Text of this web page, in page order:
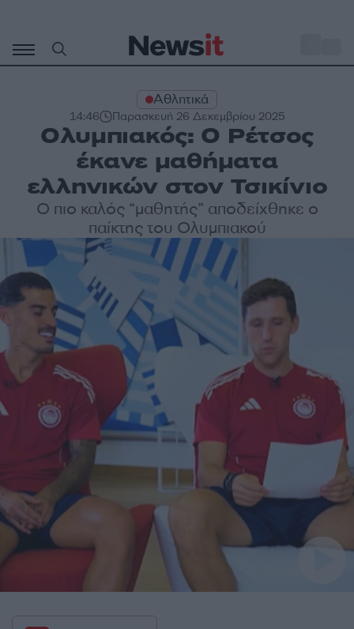
περιεχόμενο
Αθλητικά
14:46 Παρασκευή 26 Δεκεμβρίου 2025
Ολυμπιακός: Ο Ρέτσος
έκανε μαθήματα
ελληνικών στον Τσικίνιο
Ο πιο καλός “μαθητής” αποδείχθηκε ο
παίκτης του Ολυμπιακού